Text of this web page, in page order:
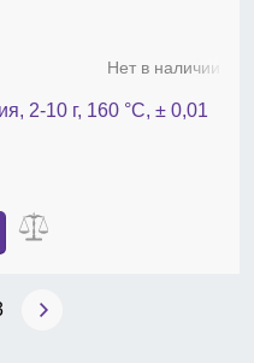
чехол,
принтер RS-P25/01.
Нет в наличии
2-10 г, 160 °С, ± 0,01